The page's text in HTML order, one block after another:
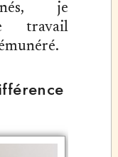
je
travail